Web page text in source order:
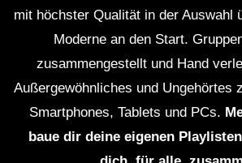
mit höchster Qualität in der Auswahl
Moderne an den Start.
zusammengestellt und Hand
Außergewöhnliches und Ungehörtes
Smartphones, Tablets und PCs.
baue dir deine eigenen